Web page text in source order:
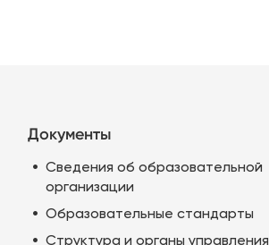
Документы
Сведения об образовательной
организации
Образовательные стандарты
Структура и органы управления